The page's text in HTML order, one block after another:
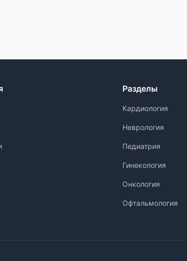
Разделы
Кардиология
Неврология
Педиатрия
Гинекология
Онкология
Офтальмология